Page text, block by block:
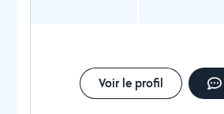
Voir le profil